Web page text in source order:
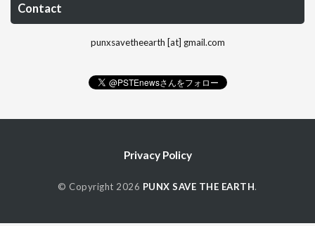
Contact
punxsavetheearth [at] gmail.com
Privacy Policy
© Copyright 2026 PUNX SAVE THE EARTH.